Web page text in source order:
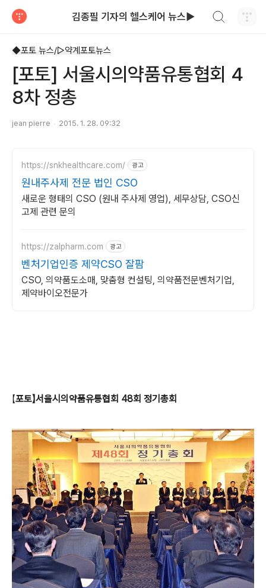
김종필 기자의 헬스케어 뉴스▶
◆포토 뉴스/▷약계포토뉴스
[포토] 서울시의약품유통협회 4
8차 정총
jean pierre 2015. 1. 28. 09:32
https://snkhealthcare.com/ 광고
원내주사제 전문 법인 CSO
새로운 형태의 CSO (원내 주사제 영업), 세무상담, CSO신
고제 관련 문의
https://zalpharm.com 광고
벤처기업인증 제약CSO 잘팜
CSO, 의약품도소매, 맞춤형 컨설팅, 의약품전문벤처기업,
제약바이오전문가
【포토】서울시의약품유통협회 48회 정기총회